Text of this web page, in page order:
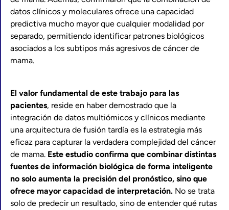
datos clínicos y moleculares ofrece una capacidad
predictiva mucho mayor que cualquier modalidad por
separado, permitiendo identificar patrones biológicos
asociados a los subtipos más agresivos de cáncer de
mama.
El valor fundamental de este trabajo para las
pacientes, reside en haber demostrado que la
integración de datos multiómicos y clínicos mediante
una arquitectura de fusión tardía es la estrategia más
eficaz para capturar la verdadera complejidad del cáncer
de mama. Este estudio confirma que combinar distintas
fuentes de información biológica de forma inteligente
no solo aumenta la precisión del pronóstico, sino que
ofrece mayor capacidad de interpretación. No se trata
solo de predecir un resultado, sino de entender qué rutas